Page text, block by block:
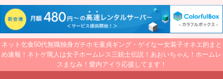
ネット乞食50代無職独身ガチホモ童貞ギング・ゲイなー女装子オネエ的まと
め速報！ネトゲ廃人は女子ホームレス三銃士伝説！あおいちゃん！ホームレ
スまなみ！愛内アイラ応援してます！